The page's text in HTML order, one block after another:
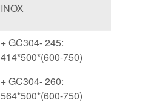
INOX
+ GC304- 245:
414*500*(600-750)
+ GC304- 260:
564*500*(600-750)